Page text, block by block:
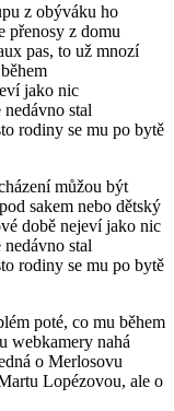
z obýváku ho
přenosy z domu
pas, to už mnozí
jako nic
stal
rodiny se mu po bytě
můžou být
sakem nebo dětský
době nejeví jako nic
stal
rodiny se mu po bytě
poté, co mu během
webkamery nahá
o Merlosovu
Lopézovou, ale o